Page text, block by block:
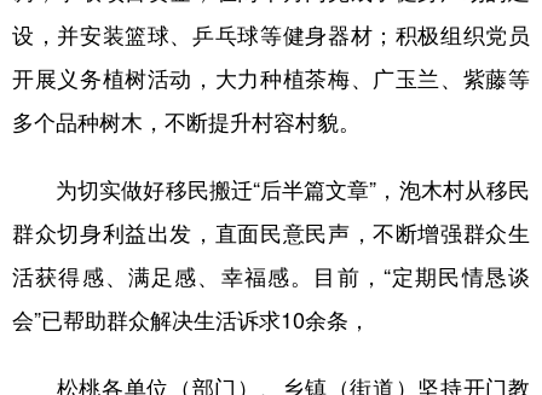
设，并安装篮球、乒乓球等健身器材；积极组织党员
开展义务植树活动，大力种植茶梅、广玉兰、紫藤等
多个品种树木，不断提升村容村貌。
为切实做好移民搬迁“后半篇文章”，泡木村从移民
群众切身利益出发，直面民意民声，不断增强群众生
活获得感、满足感、幸福感。目前，“定期民情恳谈
会”已帮助群众解决生活诉求10余条，
松桃各单位（部门）、乡镇（街道）坚持开门教